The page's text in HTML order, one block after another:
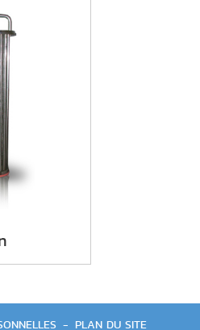
- PLAN DU SITE